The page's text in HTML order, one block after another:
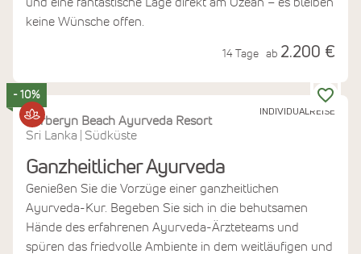
keine Wünsche offen.
14 Tage ab 2.200 €
INDIVIDUALREISE
- 10%
Barberyn Beach Ayurveda Resort
Sri Lanka
Südküste
Ganzheitlicher Ayurveda
Genießen Sie die Vorzüge einer ganzheitlichen
Ayurveda-Kur. Begeben Sie sich in die behutsamen
Hände des erfahrenen Ayurveda-Ärzteteams und
spüren das friedvolle Ambiente in dem weitläufigen und